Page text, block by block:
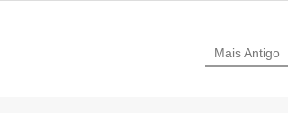
Mais Antigo